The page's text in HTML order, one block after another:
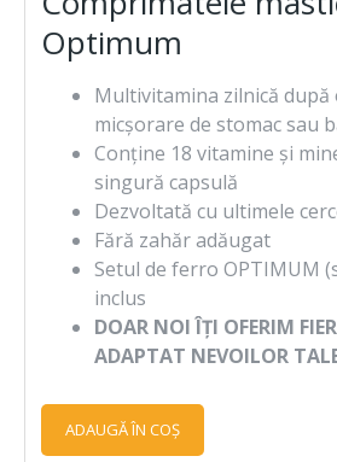
Optimum
Multivitamina zilnică după
micșorare de stomac sau
Conține 18 vitamine și
singură capsulă
Dezvoltată cu ultimele
Fără zahăr adăugat
Setul de ferro OPTIMUM
inclus
DOAR NOI ÎȚI OFERIM
ADAPTAT NEVOILOR
ADAUGĂ ÎN COŞ